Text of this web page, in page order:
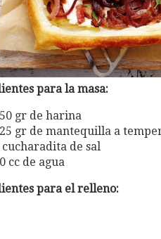
para la masa:
gr de harina
gr de mantequilla a
cucharadita de sal
cc de agua
para el relleno: